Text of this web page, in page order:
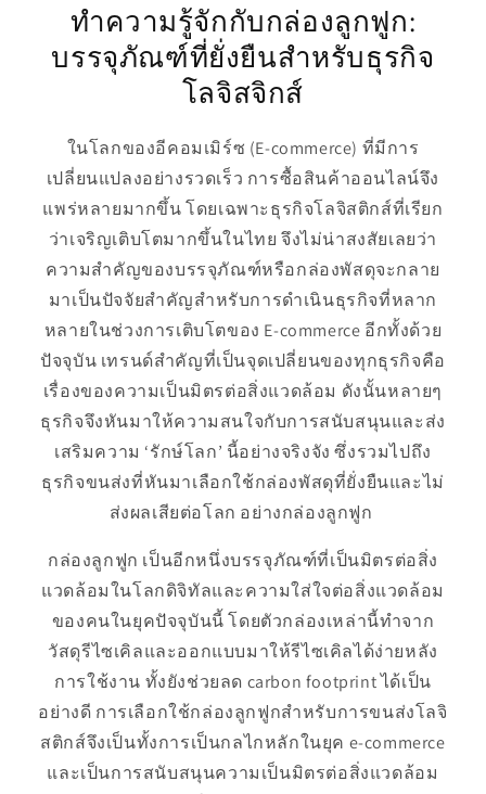
ทำความรู้จักกับกล่องลูกฟูก:
บรรจุภัณฑ์ที่ยั่งยืนสำหรับธุรกิจ
โลจิสจิกส์
ในโลกของอีคอมเมิร์ซ (E-commerce) ที่มีการ
เปลี่ยนแปลงอย่างรวดเร็ว การซื้อสินค้าออนไลน์จึง
แพร่หลายมากขึ้น โดยเฉพาะธุรกิจโลจิสติกส์ที่เรียก
ว่าเจริญเติบโตมากขึ้นในไทย จึงไม่น่าสงสัยเลยว่า
ความสำคัญของบรรจุภัณฑ์หรือกล่องพัสดุจะกลาย
มาเป็นปัจจัยสำคัญสำหรับการดำเนินธุรกิจที่หลาก
หลายในช่วงการเติบโตของ E-commerce อีกทั้งด้วย
ปัจจุบัน เทรนด์สำคัญที่เป็นจุดเปลี่ยนของทุกธุรกิจคือ
เรื่องของความเป็นมิตรต่อสิ่งแวดล้อม ดังนั้นหลายๆ
ธุรกิจจึงหันมาให้ความสนใจกับการสนับสนุนและส่ง
เสริมความ ‘รักษ์โลก’ นี้อย่างจริงจัง ซึ่งรวมไปถึง
ธุรกิจขนส่งที่หันมาเลือกใช้กล่องพัสดุที่ยั่งยืนและไม่
ส่งผลเสียต่อโลก อย่างกล่องลูกฟูก
กล่องลูกฟูก เป็นอีกหนึ่งบรรจุภัณฑ์ที่เป็นมิตรต่อสิ่ง
แวดล้อมในโลกดิจิทัลและความใส่ใจต่อสิ่งแวดล้อม
ของคนในยุคปัจจุบันนี้ โดยตัวกล่องเหล่านี้ทำจาก
วัสดุรีไซเคิลและออกแบบมาให้รีไซเคิลได้ง่ายหลัง
การใช้งาน ทั้งยังช่วยลด carbon footprint ได้เป็น
อย่างดี การเลือกใช้กล่องลูกฟูกสำหรับการขนส่งโลจิ
สติกส์จึงเป็นทั้งการเป็นกลไกหลักในยุค e-commerce
และเป็นการสนับสนุนความเป็นมิตรต่อสิ่งแวดล้อม